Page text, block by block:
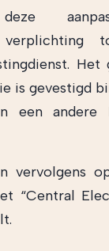
is gevestigd
een
vervolgens
“Central